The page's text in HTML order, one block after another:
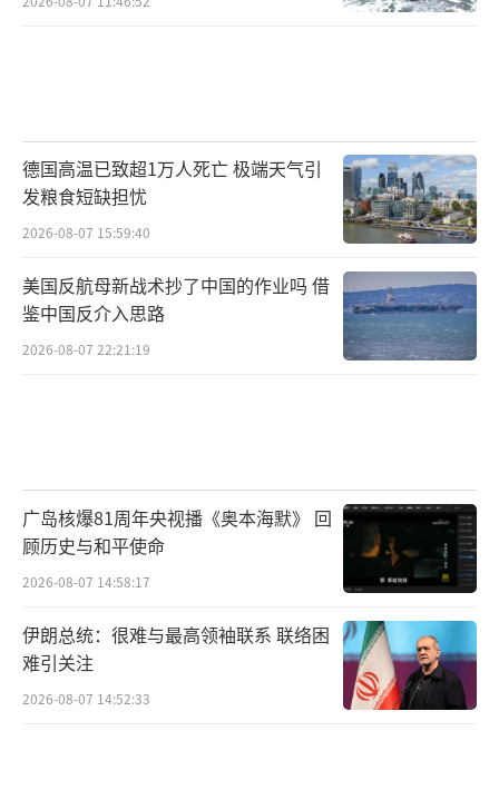
德国高温已致超1万人死亡 极端天气引
发粮食短缺担忧
2026-08-07 15:59:40
美国反航母新战术抄了中国的作业吗 借
鉴中国反介入思路
2026-08-07 22:21:19
广岛核爆81周年央视播《奥本海默》 回
顾历史与和平使命
2026-08-07 14:58:17
伊朗总统：很难与最高领袖联系 联络困
难引关注
2026-08-07 14:52:33